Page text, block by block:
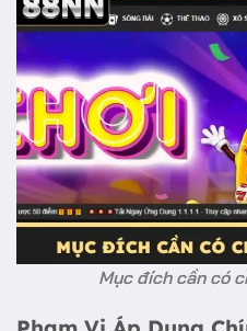
Mục đích cần có